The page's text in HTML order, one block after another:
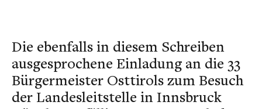
Die ebenfalls in diesem Schreiben
ausgesprochene Einladung an die 33
Bürgermeister Osttirols zum Besuch
der Landesleitstelle in Innsbruck